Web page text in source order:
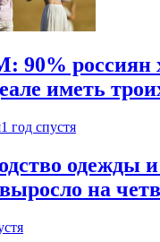
россиян
иметь
1 год спустя
одежды
на